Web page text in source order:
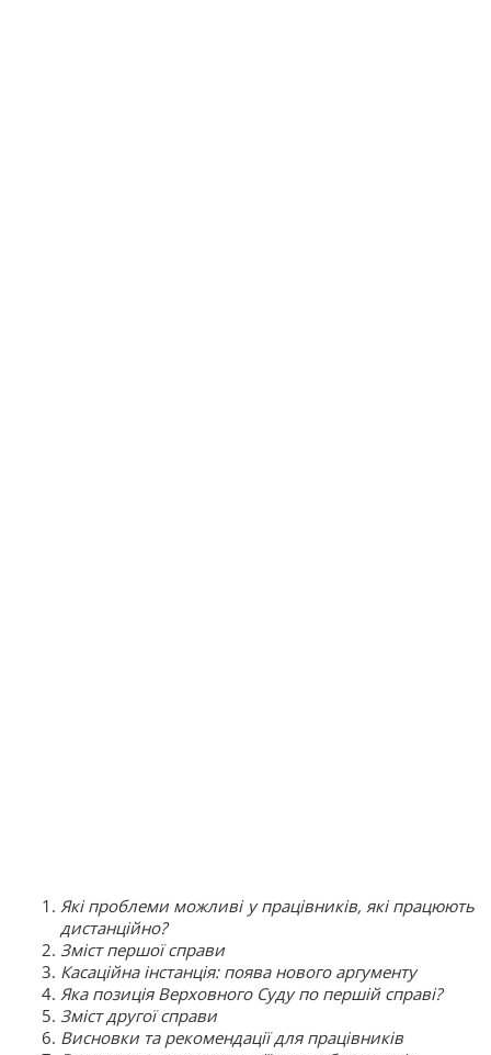
Які проблеми можливі у працівників, які працюють
дистанційно?
Зміст першої справи
Касаційна інстанція: поява нового аргументу
Яка позиція Верховного Суду по першій справі?
Зміст другої справи
Висновки та рекомендації для працівників